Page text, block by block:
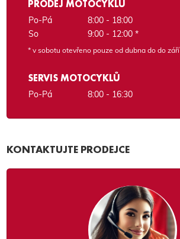
PRODEJ MOTOCYKLŮ
Po-Pá
8:00 - 18:00
So
9:00 - 12:00 *
* v sobotu otevřeno pouze od dubna do do září
SERVIS MOTOCYKLŮ
Po-Pá 8:00 - 16:30
KONTAKTUJTE PRODEJCE